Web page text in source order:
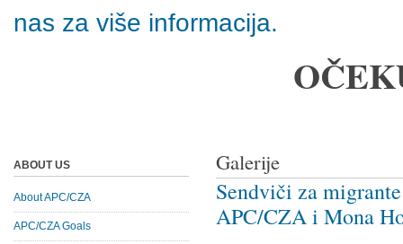
nas za više informacija.
Galerije
Sendviči za
APC/CZA i Mona
ABOUT US
About APC/CZA
APC/CZA Goals